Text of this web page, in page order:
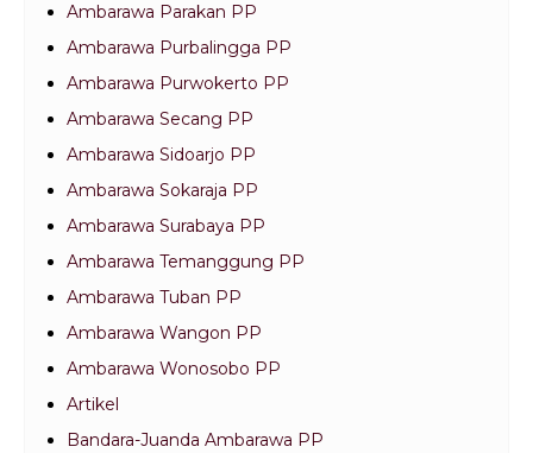
Ambarawa Parakan PP
Ambarawa Purbalingga PP
Ambarawa Purwokerto PP
Ambarawa Secang PP
Ambarawa Sidoarjo PP
Ambarawa Sokaraja PP
Ambarawa Surabaya PP
Ambarawa Temanggung PP
Ambarawa Tuban PP
Ambarawa Wangon PP
Ambarawa Wonosobo PP
Artikel
Bandara-Juanda Ambarawa PP